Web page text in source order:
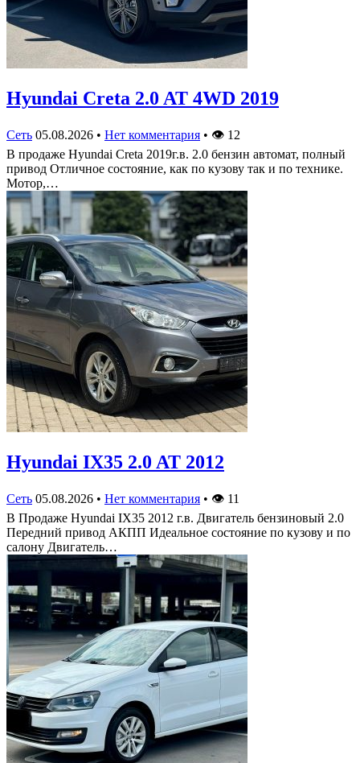
Hyundai Creta 2.0 AT 4WD 2019
Сеть 05.08.2026 • Нет комментария • 👁 12
В продаже Hyundai Creta 2019г.в. 2.0 бензин автомат, полный
привод Отличное состояние, как по кузову так и по технике.
Мотор,…
Hyundai IX35 2.0 AT 2012
Сеть 05.08.2026 • Нет комментария • 👁 11
В Продаже Hyundai IX35 2012 г.в. Двигатель бензиновый 2.0
Передний привод АКПП Идеальное состояние по кузову и по
салону Двигатель…